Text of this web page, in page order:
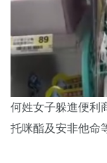
何姓女子躲進便利
托咪酯及安非他命